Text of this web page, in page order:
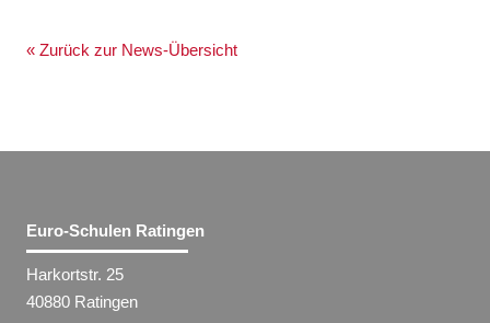
« Zurück zur News-Übersicht
Euro-Schulen Ratingen
Harkortstr. 25
40880 Ratingen